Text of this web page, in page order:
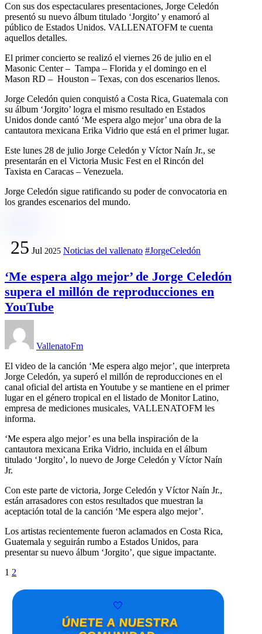
Con sus dos espectaculares presentaciones, Jorge Celedón
presentó su nuevo álbum titulado ‘Jorgito’ y enamoró al
público de Estados Unidos. VALLENATOFM te cuenta
aquellos detalles.
El primer concierto se realizó el viernes 26 de julio en el
Masonic Center – Tampa – Florida y el domingo en el
Mason RD – Houston – Texas, con dos escenarios llenos.
Jorge Celedón quien conquistó a Costa Rica, Guatemala con
su álbum ‘Jorgito’ logra el mismo resultado en Estados
Unidos donde cantó ‘Me espera algo mejor’ una obra de la
cantautora mexicana Erika Vidrio que está en el primer lugar.
Este lunes 28 de julio Jorge Celedón y Víctor Naín Jr., se
presentarán en el Victoria Music Fest en el Rincón del
Taxista en Caracas – Venezuela.
Jorge Celedón sigue ratificando su poder de convocatoria en
los grandes escenarios del mundo.
25 Jul 2025 Noticias del vallenato #JorgeCeledón
‘Me espera algo mejor’ de Jorge Celedón
supera el millón de reproducciones en
YouTube
VallenatoFm
El video de la canción ‘Me espera algo mejor’, que interpreta
Jorge Celedón, ya superó el millón de reproducciones en el
canal oficial del artista en Youtube y se mantiene en el primer
lugar en el género tropical en el listado de Monitor Latino,
empresa de mediciones musicales, VALLENATOFM les
informa.
‘Me espera algo mejor’ es una bella inspiración de la
cantautora mexicana Erika Vidrio, incluida en el álbum
titulado ‘Jorgito’, lo nuevo de Jorge Celedón y Víctor Naín
Jr.
Con este parte de victoria, Jorge Celedón y Víctor Naín Jr.,
están arrasadores con estos resultados que muestran la
aceptación total de la canción ‘Me espera algo mejor’.
Los artistas recientemente fueron aclamados en Costa Rica,
Guatemala y seguirán rumbo a Estados Unidos, para
presentar su nuevo álbum ‘Jorgito’, que sigue impactante.
1 2
🤍
ÚNETE A NUESTRA